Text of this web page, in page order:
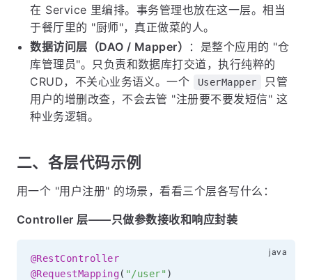
在 Service 里编排。事务管理也放在这一层。相当
于餐厅里的 "厨师"，真正做菜的人。
数据访问层（DAO / Mapper）
：是整个应用的 "仓
库管理员"。只负责和数据库打交道，执行纯粹的
CRUD，不关心业务语义。一个
UserMapper
只管
用户的增删改查，不会去管 "注册要不要发短信" 这
种业务逻辑。
二、各层代码示例
用一个 "用户注册" 的场景，看看三个层各写什么：
Controller 层——只做参数接收和响应封装
@RestController
@RequestMapping( "/user" )